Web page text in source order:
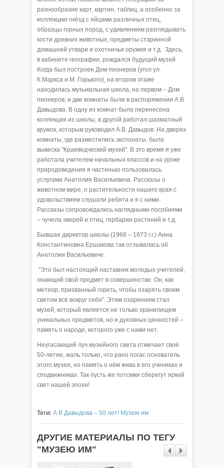
разнообразие карт, картин, таблиц, а особенно за
коллекцию гнёзд с яйцами различных птиц,
образцы горных пород, с удивлением разглядывать
кости древних животных, предметы старинной
домашней утвари и охотничьи оружия и т.д. Здесь,
в кабинете географии, рождался будущий музей.
Когда был построен Дом пионеров (угол ул.
К.Маркса и М. Горького), на втором этаже
находилась музыкальная школа, на первом – Дом
пионеров, и две комнаты были в распоряжении А.В.
Давыдова. В одну из комнат была перенесена
коллекция из школы, в другой работал шахматный
кружок, которым руководил А.В. Давыдов. На дверях
комнаты, где разместились экспонаты, была
вывеска "Краеведческий музей". В это время я уже
работала учителем начальных классов и на уроке
природоведения я частенько пользовалась
услугами Анатолия Васильевича. Рассказы о
животном мире, о растительности нашего края с
удовольствием слушали ребята и я с ними.
Рассказы сопровождались наглядными пособиями
– чучела зверей и птиц, гербарии растений и т.д.
Бывшая директор школы (1966 – 1973 г.г.) Анна
Константиновна Ершакова так отзывалась об
Анатолии Васильевиче:
"Это был настоящий наставник молодых учителей,
знающий свой предмет в совершенстве. Он, как
метеор, призванный гореть, чтобы озарять своим
светом всё вокруг себя". Этим озарением стал
музей, который является не только хранилищем
уникальных предметов, но и духовных ценностей –
память о народе, которого уже с нами нет.
Неугасающий луч музейного света отмечает своё
50-летие, жаль только, что рано погас основатель
этого музея, но память о нём жива в его учениках и
сподвижниках. Так пусть же потомки сберегут яркий
свет нашей эпохи!
Теги: А В Давыдова – 50 лет! Музею им
ДРУГИЕ МАТЕРИАЛЫ ПО ТЕГУ
"МУЗЕЮ ИМ"